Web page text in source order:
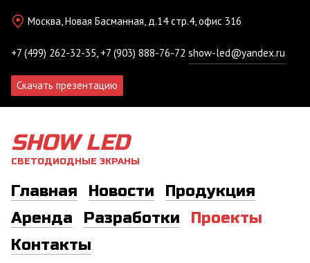
Москва, Новая Басманная, д.14 стр.4, офис 316
+7 (499) 262-32-35, +7 (903) 888-76-72 show-led@yandex.ru
Скачать презентацию
SHOW LED
СВЕТОДИОДНЫЕ ЭКРАНЫ
Главная Новости
Продукция
Аренда
Разработки
Проекты
Контакты